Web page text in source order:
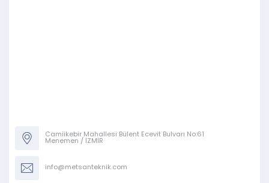
Camiikebir Mahallesi Bülent Ecevit Bulvarı No:61
Menemen / İZMİR
info@metsanteknik.com